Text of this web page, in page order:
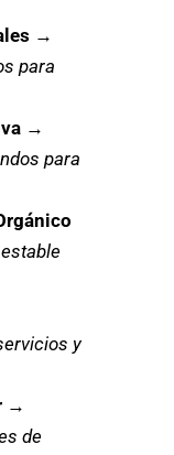
→
para
→
para
y
→
de